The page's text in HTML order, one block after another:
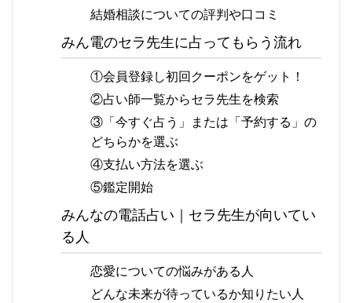
結婚相談についての評判や口コミ
みん電のセラ先生に占ってもらう流れ
①会員登録し初回クーポンをゲット！
②占い師一覧からセラ先生を検索
③「今すぐ占う」または「予約する」の
どちらかを選ぶ
④支払い方法を選ぶ
⑤鑑定開始
みんなの電話占い｜セラ先生が向いてい
る人
恋愛についての悩みがある人
どんな未来が待っているか知りたい人